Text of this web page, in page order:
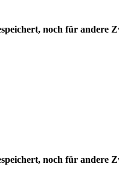
noch für andere
noch für andere